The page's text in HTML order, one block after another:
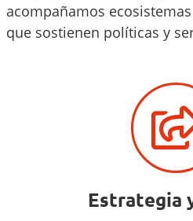
acompañamos
que sostienen políticas y
Estrategia